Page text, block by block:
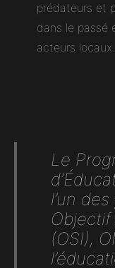
prédateurs et
dans le passé
acteurs locaux.
Le
l’un
(OSI),